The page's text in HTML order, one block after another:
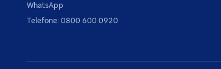
WhatsApp
Telefone: 0800 600 0920